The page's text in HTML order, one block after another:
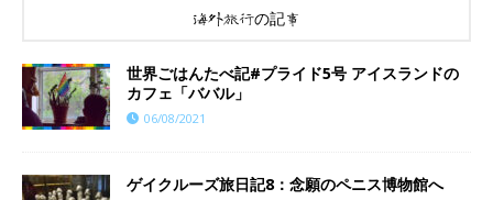
海外旅行の記事
世界ごはんたべ記#プライド5号 アイスランドの
カフェ「ババル」
06/08/2021
ゲイクルーズ旅日記8：念願のペニス博物館へ